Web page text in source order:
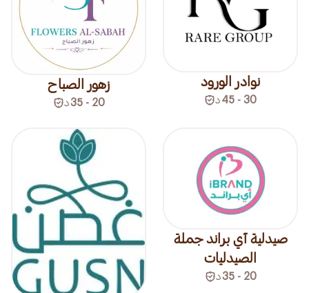
نوادر الورود
30 - 45 د
زهور الصباح
20 - 35 د
صيدلية آي براند جملة
الصيدليات
20 - 35 د